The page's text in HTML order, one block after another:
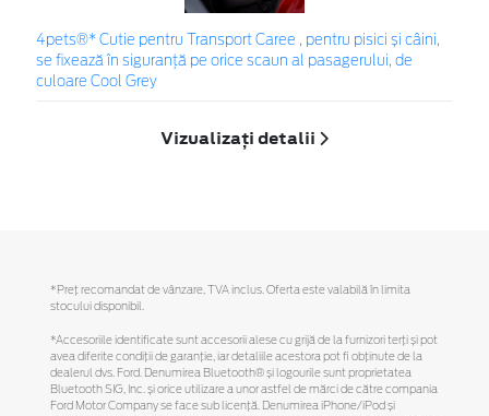
4pets®* Cutie pentru Transport Caree , pentru pisici și câini,
se fixează în siguranță pe orice scaun al pasagerului, de
culoare Cool Grey
Vizualizați detalii
*Preţ recomandat de vânzare, TVA inclus. Oferta este valabilă în limita
stocului disponibil.
*Accesoriile identificate sunt accesorii alese cu grijă de la furnizori terți și pot
avea diferite condiții de garanție, iar detaliile acestora pot fi obținute de la
dealerul dvs. Ford. Denumirea Bluetooth® și logourile sunt proprietatea
Bluetooth SIG, Inc. și orice utilizare a unor astfel de mărci de către compania
Ford Motor Company se face sub licență. Denumirea iPhone/iPod și